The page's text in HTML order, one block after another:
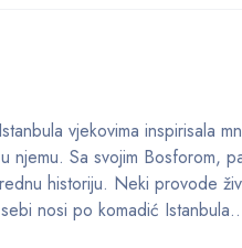
vjekovima inspirisala
njemu. Sa svojim Bosforom,
historiju. Neki provode
nosi po komadić